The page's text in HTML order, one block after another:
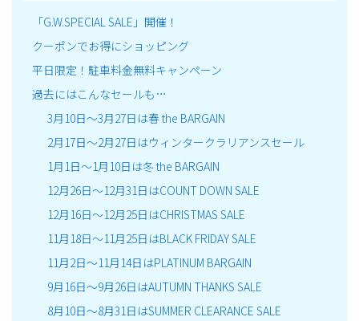
「G.W.SPECIAL SALE」開催！
クーポンでお得にショッピング
平日限定！駐車料金無料キャンペーン
過去にはこんなセールも…
3月10日～3月27日は春 the BARGAIN
2月17日～2月27日はウィンタークラリアンスセール
1月1日～1月10日は冬 the BARGAIN
12月26日～12月31日はCOUNT DOWN SALE
12月16日～12月25日はCHRISTMAS SALE
11月18日～11月25日はBLACK FRIDAY SALE
11月2日～11月14日はPLATINUM BARGAIN
9月16日～9月26日はAUTUMN THANKS SALE
8月10日～8月31日はSUMMER CLEARANCE SALE